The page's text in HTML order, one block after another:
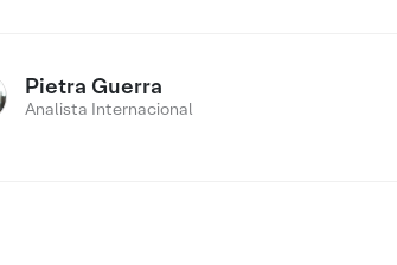
Pietra Guerra
Analista Internacional